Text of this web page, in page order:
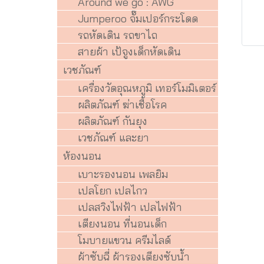
Jumperoo จั๊มเปอร์กระโดด
รถหัดเดิน รถขาไถ
สายผ้า เป้จูงเด็กหัดเดิน
เวชภัณฑ์
เครื่องวัดอุณหภูมิ เทอร์โมมิเตอร์
ผลิตภัณฑ์ ฆ่าเชื้อโรค
ผลิตภัณฑ์ กันยุง
เวชภัณฑ์ และยา
ห้องนอน
เบาะรองนอน เพลยิม
เปลโยก เปลไกว
เปลสวิงไฟฟ้า เปลไฟฟ้า
เตียงนอน ที่นอนเด็ก
โมบายแขวน ครีมไลด์
ผ้าซับฉี่ ผ้ารองเตียงซับน้ำ